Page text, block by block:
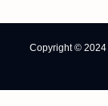
Copyright © 2024